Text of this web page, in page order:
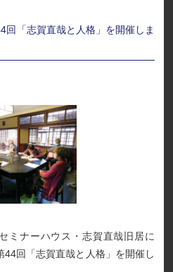
回「志賀直哉と人格」を開催しま
ミナーハウス・志賀直哉旧居に
回「志賀直哉と人格」を開催し